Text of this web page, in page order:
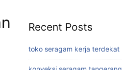
Recent Posts
toko seragam kerja terdekat